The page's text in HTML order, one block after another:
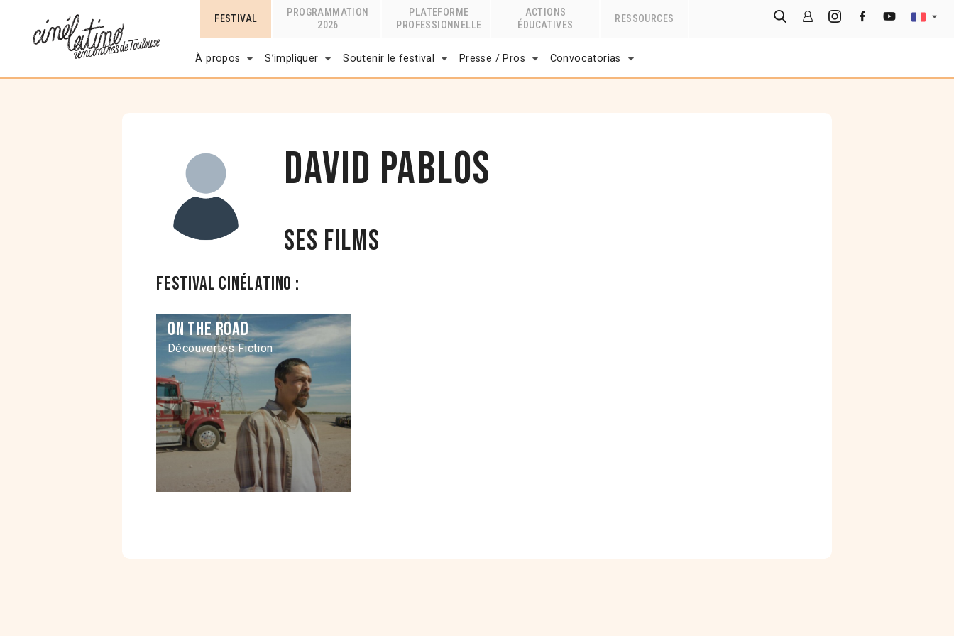
FESTIVAL
PROGRAMMATION
2026
PLATEFORME
PROFESSIONNELLE
ACTIONS
ÉDUCATIVES
RESSOURCES
À propos S’impliquer Soutenir le festival Presse / Pros Convocatorias
David Pablos
Ses films
Festival Cinélatino :
On the road
Découvertes Fiction